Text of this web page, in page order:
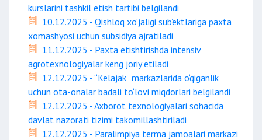
kurslarini tashkil etish tartibi belgilandi
10.12.2025 - Qishloq xo‘jaligi sub’ektlariga paxta
xomashyosi uchun subsidiya ajratiladi
11.12.2025 - Paxta etishtirishda intensiv
agrotexnologiyalar keng joriy etiladi
12.12.2025 - “Kelajak” markazlarida o‘qiganlik
uchun ota-onalar badali to‘lovi miqdorlari belgilandi
12.12.2025 - Axborot texnologiyalari sohacida
davlat nazorati tizimi takomillashtiriladi
12.12.2025 - Paralimpiya terma jamoalari markazi